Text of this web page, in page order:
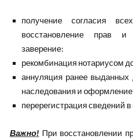
получение согласия
восстановление прав и
заверение;
рекомбинация нотариусом
аннуляция ранее выданных
наследования и
перерегистрация сведений в
Важно! При восстановлении